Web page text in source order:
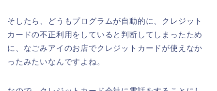
そしたら、どうもプログラムが自動的に、クレジット
カードの不正利用をしていると判断してしまったため
に、なごみアイのお店でクレジットカードが使えなか
ったみたいなんですよね。